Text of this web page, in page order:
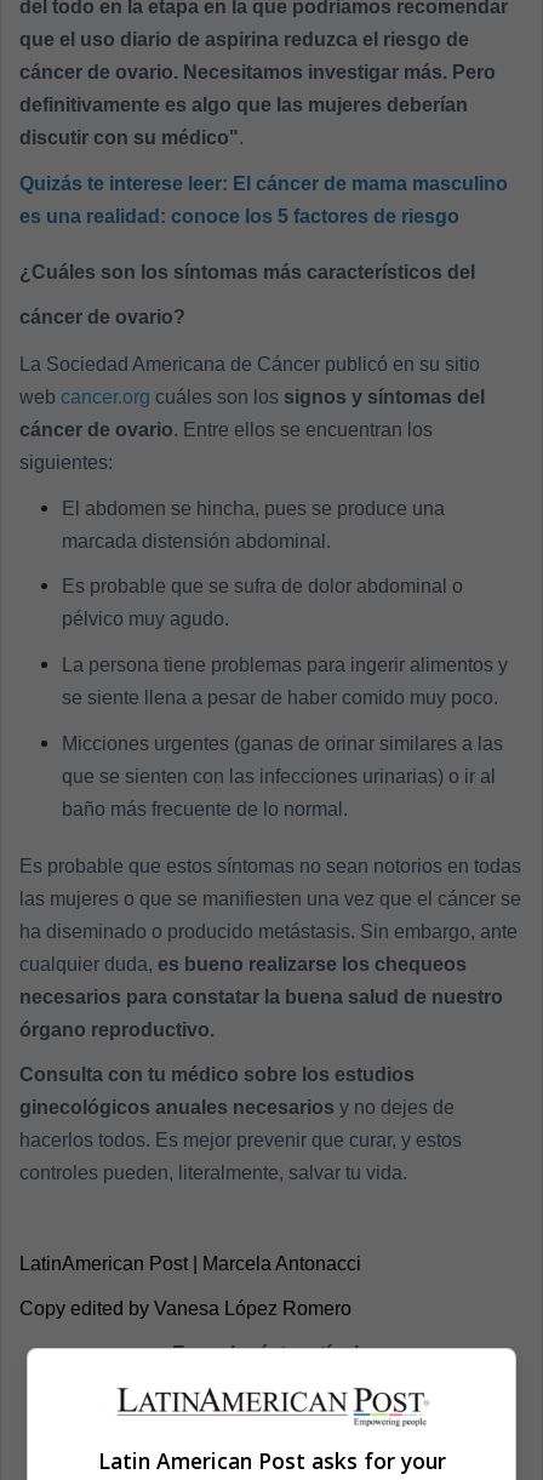
del todo en la etapa en la que podríamos recomendar
que el uso diario de aspirina reduzca el riesgo de
cáncer de ovario. Necesitamos investigar más. Pero
definitivamente es algo que las mujeres deberían
discutir con su médico".
Quizás te interese leer: El cáncer de mama masculino
es una realidad: conoce los 5 factores de riesgo
¿Cuáles son los síntomas más característicos del
cáncer de ovario?
La Sociedad Americana de Cáncer publicó en su sitio
web cancer.org cuáles son los signos y síntomas del
cáncer de ovario. Entre ellos se encuentran los
siguientes:
El abdomen se hincha, pues se produce una
marcada distensión abdominal.
Es probable que se sufra de dolor abdominal o
pélvico muy agudo.
La persona tiene problemas para ingerir alimentos y
se siente llena a pesar de haber comido muy poco.
Micciones urgentes (ganas de orinar similares a las
que se sienten con las infecciones urinarias) o ir al
baño más frecuente de lo normal.
Es probable que estos síntomas no sean notorios en todas
las mujeres o que se manifiesten una vez que el cáncer se
ha diseminado o producido metástasis. Sin embargo, ante
cualquier duda, es bueno realizarse los chequeos
necesarios para constatar la buena salud de nuestro
órgano reproductivo.
Consulta con tu médico sobre los estudios
ginecológicos anuales necesarios y no dejes de
hacerlos todos. Es mejor prevenir que curar, y estos
controles pueden, literalmente, salvar tu vida.
LatinAmerican Post | Marcela Antonacci
Copy edited by Vanesa López Romero
Escucha éste artículo
Latin American Post asks for your